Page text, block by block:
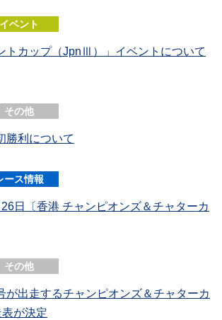
イベント
トカップ（JpnⅢ）」イベントについて
その他
勝利について
ース情報
26日〔香港 チャンピオンズ＆チャターカ
その他
が出走するチャンピオンズ＆チャターカ
が決定